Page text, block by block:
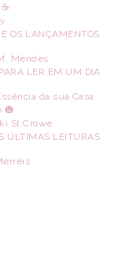
OS LANÇAMENTOS
Mendes
LER EM UM DIA
da sua Casa
🎃
St.Crowe
ÚLTIMAS LEITURAS